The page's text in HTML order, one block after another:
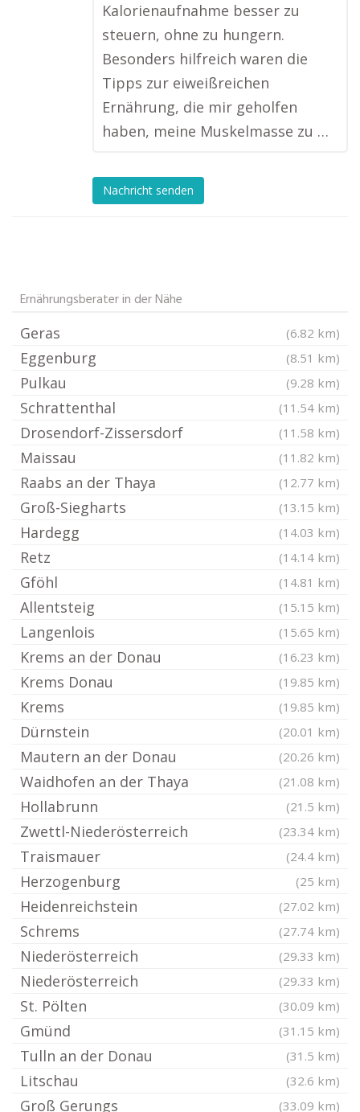
Kalorienaufnahme besser zu
steuern, ohne zu hungern.
Besonders hilfreich waren die
Tipps zur eiweißreichen
Ernährung, die mir geholfen
haben, meine Muskelmasse zu …
Nachricht senden
Ernährungsberater in der Nähe
Geras (6.82 km)
Eggenburg (8.51 km)
Pulkau (9.28 km)
Schrattenthal (11.54 km)
Drosendorf-Zissersdorf (11.58 km)
Maissau (11.82 km)
Raabs an der Thaya (12.77 km)
Groß-Siegharts (13.15 km)
Hardegg (14.03 km)
Retz (14.14 km)
Gföhl (14.81 km)
Allentsteig (15.15 km)
Langenlois (15.65 km)
Krems an der Donau (16.23 km)
Krems Donau (19.85 km)
Krems (19.85 km)
Dürnstein (20.01 km)
Mautern an der Donau (20.26 km)
Waidhofen an der Thaya (21.08 km)
Hollabrunn (21.5 km)
Zwettl-Niederösterreich (23.34 km)
Traismauer (24.4 km)
Herzogenburg (25 km)
Heidenreichstein (27.02 km)
Schrems (27.74 km)
Niederösterreich (29.33 km)
Niederösterreich (29.33 km)
St. Pölten (30.09 km)
Gmünd (31.15 km)
Tulln an der Donau (31.5 km)
Litschau (32.6 km)
Groß Gerungs (33.09 km)